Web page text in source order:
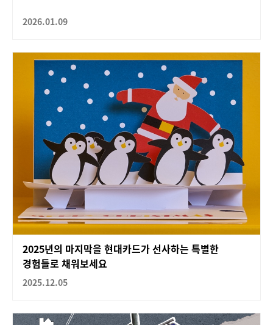
2026.01.09
2025년의 마지막을 현대카드가 선사하는 특별한
경험들로 채워보세요
2025.12.05